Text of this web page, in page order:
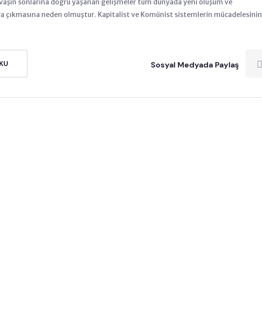
sonlarına doğru yaşanan gelişmeler tüm dünyada yeni oluşum ve
çıkmasına neden olmuştur. Kapitalist ve Komünist sistemlerin mücadelesinin
Sosyal Medyada Paylaş